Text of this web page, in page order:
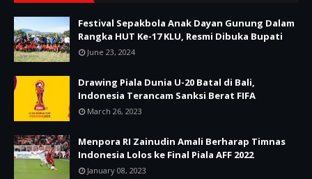
Festival Sepakbola Anak Dayan Gunung Dalam
Rangka HUT Ke-17 KLU, Resmi Dibuka Bupati
June 23, 2024
Drawing Piala Dunia U-20 Batal di Bali,
Indonesia Terancam Sanksi Berat FIFA
March 26, 2023
Menpora RI Zainudin Amali Berharap Timnas
Indonesia Lolos ke Final Piala AFF 2022
January 08, 2023